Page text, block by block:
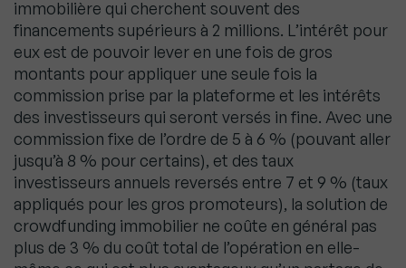
immobilière qui cherchent souvent des
financements supérieurs à 2 millions. L’intérêt pour
eux est de pouvoir lever en une fois de gros
montants pour appliquer une seule fois la
commission prise par la plateforme et les intérêts
des investisseurs qui seront versés in fine. Avec une
commission fixe de l’ordre de 5 à 6 % (pouvant aller
jusqu’à 8 % pour certains), et des taux
investisseurs annuels reversés entre 7 et 9 % (taux
appliqués pour les gros promoteurs), la solution de
crowdfunding immobilier ne coûte en général pas
plus de 3 % du coût total de l’opération en elle-